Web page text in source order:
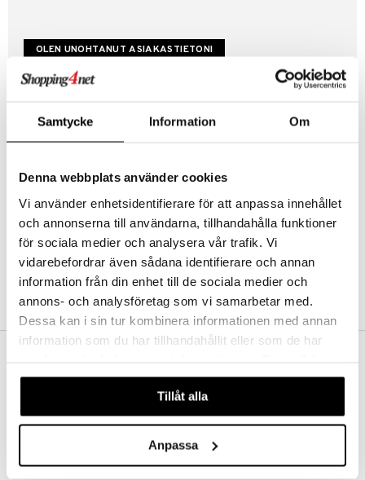
Samtycke Information Om
Denna webbplats använder cookies
Vi använder enhetsidentifierare för att anpassa innehållet
och annonserna till användarna, tillhandahålla funktioner
för sociala medier och analysera vår trafik. Vi
vidarebefordrar även sådana identifierare och annan
information från din enhet till de sociala medier och
annons- och analysföretag som vi samarbetar med.
Dessa kan i sin tur kombinera informationen med annan
information som du har tillhandahållit eller som de har
våra cookies vid fortsatt användande av vår webbplats.
Tillåt alla
Anpassa
Luo uusi asiakas
Hyviä tarjouksia
Kestotilaus
Arvostele tuotteita
Toivelistat
LUO ASIAKAS
Aina maksuton vaihtoehto, huolimatta siitä ostatko yksittäisen
tuotteen tai koko tilauksellesi joka ylittää 50 €.
NOPEAT TOIMITUKSET
Ennen kello 13.00 tehdyt tilaukset lähetetään normaalisti samana